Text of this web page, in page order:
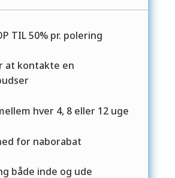
TIL 50% pr. polering
at kontakte en
hver 4, 8 eller 12 uge
for naborabat
både inde og ude